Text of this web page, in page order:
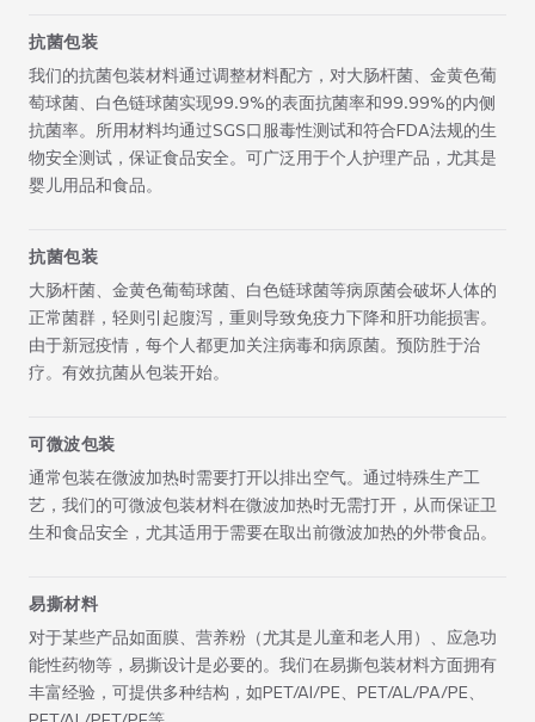
抗菌包装
我们的抗菌包装材料通过调整材料配方，对大肠杆菌、金黄色葡
萄球菌、白色链球菌实现99.9%的表面抗菌率和99.99%的内侧
抗菌率。所用材料均通过SGS口服毒性测试和符合FDA法规的生
物安全测试，保证食品安全。可广泛用于个人护理产品，尤其是
婴儿用品和食品。
抗菌包装
大肠杆菌、金黄色葡萄球菌、白色链球菌等病原菌会破坏人体的
正常菌群，轻则引起腹泻，重则导致免疫力下降和肝功能损害。
由于新冠疫情，每个人都更加关注病毒和病原菌。预防胜于治
疗。有效抗菌从包装开始。
可微波包装
通常包装在微波加热时需要打开以排出空气。通过特殊生产工
艺，我们的可微波包装材料在微波加热时无需打开，从而保证卫
生和食品安全，尤其适用于需要在取出前微波加热的外带食品。
易撕材料
对于某些产品如面膜、营养粉（尤其是儿童和老人用）、应急功
能性药物等，易撕设计是必要的。我们在易撕包装材料方面拥有
丰富经验，可提供多种结构，如PET/Al/PE、PET/AL/PA/PE、